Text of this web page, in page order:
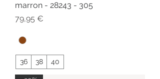
marron - 28243 - 305
Prix
79,95 €
36 38 40